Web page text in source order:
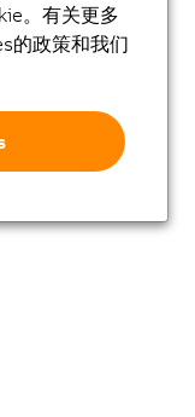
。有关更多
的政策和我们